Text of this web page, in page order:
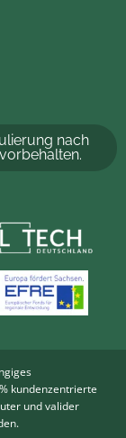
nach
kundenzentrierte
und valider